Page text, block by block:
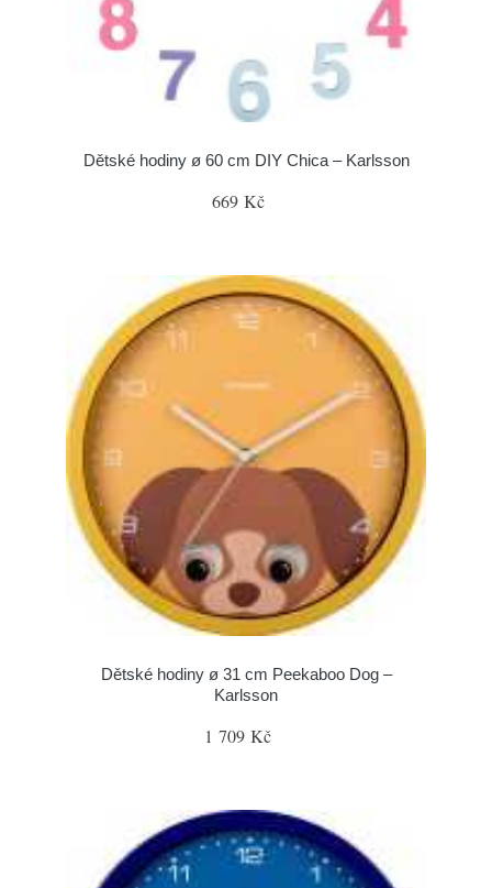
Dětské hodiny ø 60 cm DIY Chica – Karlsson
669 Kč
Dětské hodiny ø 31 cm Peekaboo Dog –
Karlsson
1 709 Kč